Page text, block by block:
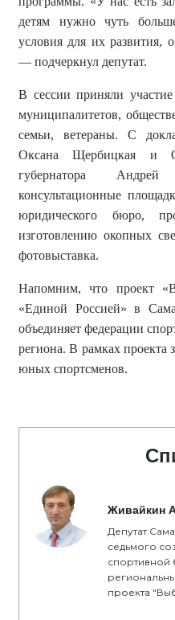
детям нужно чуть
условия для их развития,
— подчеркнул депутат.
В сессии приняли
муниципалитетов,
семьи, ветераны. С
Оксана Щербицкая и
губернатора
консультационные
юридического бюро,
изготовлению окопных
фотовыставка.
Напомним, что проект
«Единой Россией» в
объединяет федерации
региона. В рамках проекта
юных спортсменов.
Живайкин
Депутат
седьмого
спортивной
проекта